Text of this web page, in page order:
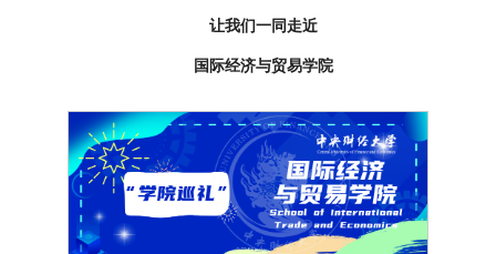
让我们一同走近
国际经济与贸易学院